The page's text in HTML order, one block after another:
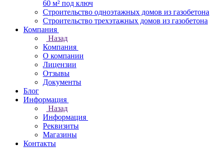
60 м² под ключ
Строительство одноэтажных домов из газобетона
Строительство трехэтажных домов из газобетона
Компания
Назад
Компания
О компании
Лицензии
Отзывы
Документы
Блог
Информация
Назад
Информация
Реквизиты
Магазины
Контакты